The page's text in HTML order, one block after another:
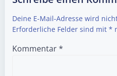
Deine E-Mail-Adresse wird
Erforderliche Felder sind mit *
Kommentar*